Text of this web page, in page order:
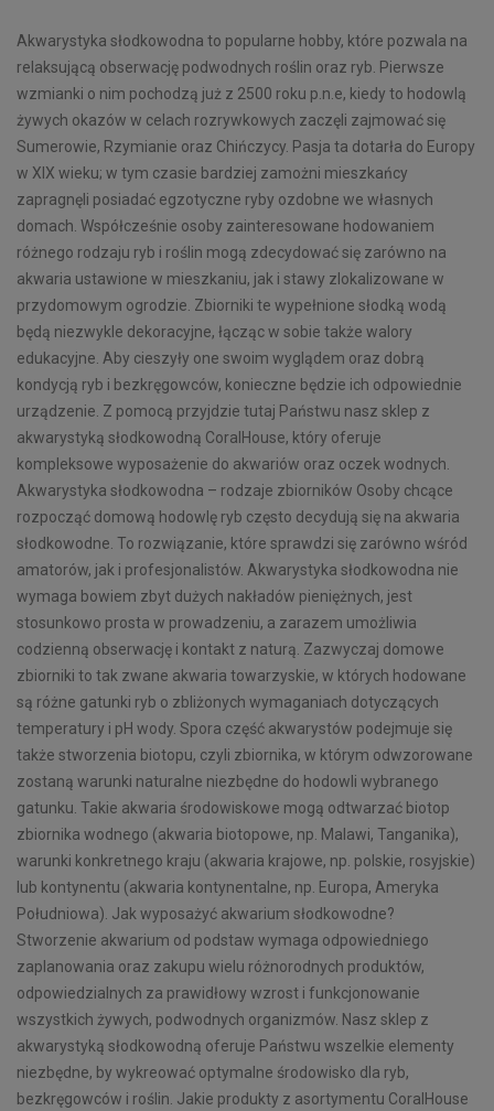
Akwarystyka słodkowodna to popularne hobby, które pozwala na
relaksującą obserwację podwodnych roślin oraz ryb. Pierwsze
wzmianki o nim pochodzą już z 2500 roku p.n.e, kiedy to hodowlą
żywych okazów w celach rozrywkowych zaczęli zajmować się
Sumerowie, Rzymianie oraz Chińczycy. Pasja ta dotarła do Europy
w XIX wieku; w tym czasie bardziej zamożni mieszkańcy
zapragnęli posiadać egzotyczne ryby ozdobne we własnych
domach. Współcześnie osoby zainteresowane hodowaniem
różnego rodzaju ryb i roślin mogą zdecydować się zarówno na
akwaria ustawione w mieszkaniu, jak i stawy zlokalizowane w
przydomowym ogrodzie. Zbiorniki te wypełnione słodką wodą
będą niezwykle dekoracyjne, łącząc w sobie także walory
edukacyjne. Aby cieszyły one swoim wyglądem oraz dobrą
kondycją ryb i bezkręgowców, konieczne będzie ich odpowiednie
urządzenie. Z pomocą przyjdzie tutaj Państwu nasz sklep z
akwarystyką słodkowodną CoralHouse, który oferuje
kompleksowe wyposażenie do akwariów oraz oczek wodnych.
Akwarystyka słodkowodna – rodzaje zbiorników Osoby chcące
rozpocząć domową hodowlę ryb często decydują się na akwaria
słodkowodne. To rozwiązanie, które sprawdzi się zarówno wśród
amatorów, jak i profesjonalistów. Akwarystyka słodkowodna nie
wymaga bowiem zbyt dużych nakładów pieniężnych, jest
stosunkowo prosta w prowadzeniu, a zarazem umożliwia
codzienną obserwację i kontakt z naturą. Zazwyczaj domowe
zbiorniki to tak zwane akwaria towarzyskie, w których hodowane
są różne gatunki ryb o zbliżonych wymaganiach dotyczących
temperatury i pH wody. Spora część akwarystów podejmuje się
także stworzenia biotopu, czyli zbiornika, w którym odwzorowane
zostaną warunki naturalne niezbędne do hodowli wybranego
gatunku. Takie akwaria środowiskowe mogą odtwarzać biotop
zbiornika wodnego (akwaria biotopowe, np. Malawi, Tanganika),
warunki konkretnego kraju (akwaria krajowe, np. polskie, rosyjskie)
lub kontynentu (akwaria kontynentalne, np. Europa, Ameryka
Południowa). Jak wyposażyć akwarium słodkowodne?
Stworzenie akwarium od podstaw wymaga odpowiedniego
zaplanowania oraz zakupu wielu różnorodnych produktów,
odpowiedzialnych za prawidłowy wzrost i funkcjonowanie
wszystkich żywych, podwodnych organizmów. Nasz sklep z
akwarystyką słodkowodną oferuje Państwu wszelkie elementy
niezbędne, by wykreować optymalne środowisko dla ryb,
bezkręgowców i roślin. Jakie produkty z asortymentu CoralHouse